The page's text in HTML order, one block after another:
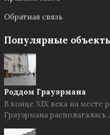
Обратная связь
Популярные
Роддом Грауэрмана
В конце XIX века на месте
Грауэрмана